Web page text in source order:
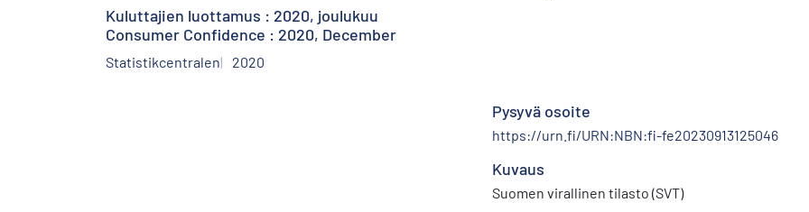
Kuluttajien luottamus : 2020, joulukuu
Consumer Confidence : 2020, December
Statistikcentralen 2020
Pysyvä osoite
https://urn.fi/URN:NBN:fi-fe20230913125046
Kuvaus
Suomen virallinen tilasto (SVT)